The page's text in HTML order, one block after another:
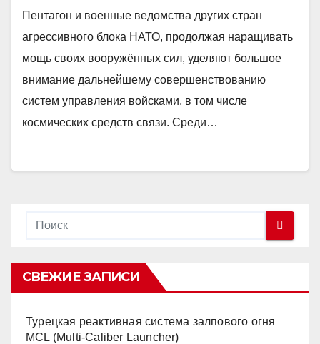
Пентагон и военные ведомства других стран
агрессивного блока НАТО, продолжая наращивать
мощь своих вооружённых сил, уделяют большое
внимание дальнейшему совершенствованию
систем управления войсками, в том числе
космических средств связи. Среди…
СВЕЖИЕ ЗАПИСИ
Турецкая реактивная система залпового огня
MCL (Multi-Caliber Launcher)